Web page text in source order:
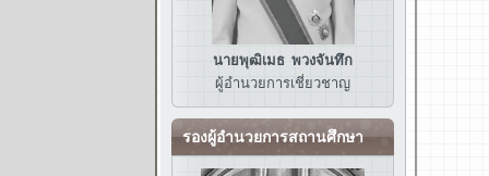
นายพุฒิเมธ พวงจันทึก
ผู้อำนวยการเชี่ยวชาญ
รองผู้อำนวยการสถานศึกษา